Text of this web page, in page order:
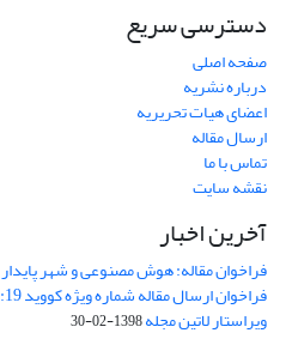
دسترسی سریع
صفحه اصلی
درباره نشریه
اعضای هیات تحریریه
ارسال مقاله
تماس با ما
نقشه سایت
آخرین اخبار
فراخوان مقاله: هوش مصنوعی و شهر پایدار
فراخوان ارسال مقاله شماره ویژه کووید 19:
ویراستار لاتین مجله1398-02-30